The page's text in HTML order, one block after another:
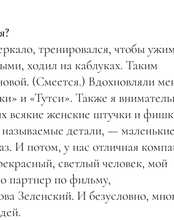
тренировался, чтобы
ходил на каблуках. Таким
(Смеется.) Вдохновляли
и «Тутси». Также я
всякие женские штучки и
детали, —
И потом, у нас отличная
светлый человек, мой
партнер по фильму,
Зеленский. И безусловно,